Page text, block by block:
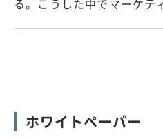
る。こうした中でマーケ
ホワイトペーパー